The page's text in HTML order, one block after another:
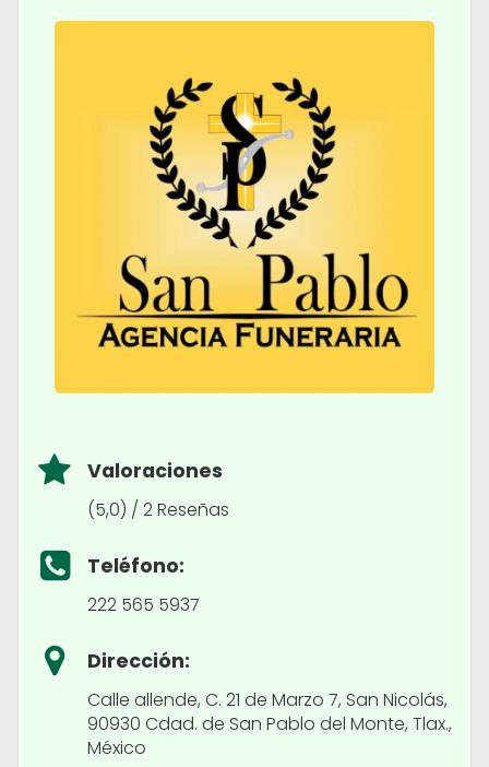
Valoraciones
(5,0) / 2 Reseñas
Teléfono:
222 565 5937
Dirección:
Calle allende, C. 21 de Marzo 7, San Nicolás,
90930 Cdad. de San Pablo del Monte, Tlax.,
México